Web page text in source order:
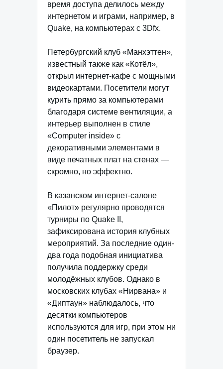
время доступа делилось между
интернетом и играми, например, в
Quake, на компьютерах с 3Dfx.
Петербургский клуб «Манхэттен»,
известный также как «Котёл»,
открыл интернет-кафе с мощными
видеокартами. Посетители могут
курить прямо за компьютерами
благодаря системе вентиляции, а
интерьер выполнен в стиле
«Computer inside» с
декоративными элементами в
виде печатных плат на стенах —
скромно, но эффектно.
В казанском интернет-салоне
«Пилот» регулярно проводятся
турниры по Quake II,
зафиксирована история клубных
мероприятий. За последние один-
два года подобная инициатива
получила поддержку среди
молодёжных клубов. Однако в
московских клубах «Нирвана» и
«Диптаун» наблюдалось, что
десятки компьютеров
используются для игр, при этом ни
один посетитель не запускал
браузер.